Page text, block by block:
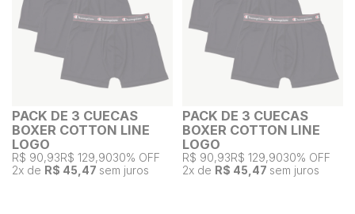
PACK DE 3 CUECAS
BOXER COTTON LINE
LOGO
R$ 90,93R$ 129,9030% OFF
2x de R$ 45,47 sem juros
PACK DE 3 CUECAS
BOXER COTTON LINE
LOGO
R$ 90,93R$ 129,9030% OFF
2x de R$ 45,47 sem juros